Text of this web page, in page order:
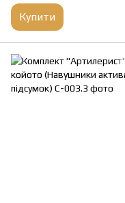
Купити